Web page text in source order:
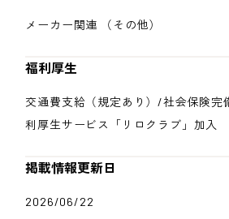
メーカー関連 （その他）
福利厚生
交通費支給（規定あり）/社会保険
利厚生サービス「リロクラブ」加入
掲載情報更新日
2026/06/22